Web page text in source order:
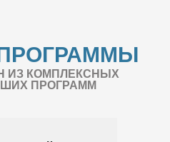
ИЗ КОМПЛЕКСНЫХ
ПРОГРАММ